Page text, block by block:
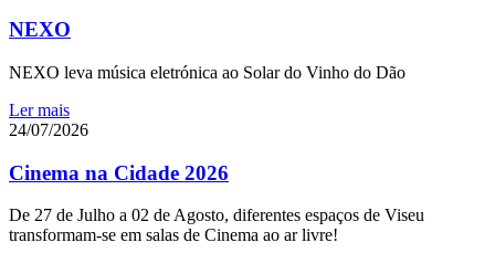
NEXO
NEXO leva música eletrónica ao Solar do Vinho do Dão
Ler mais
24/07/2026
Cinema na Cidade 2026
De 27 de Julho a 02 de Agosto, diferentes espaços de Viseu
transformam-se em salas de Cinema ao ar livre!